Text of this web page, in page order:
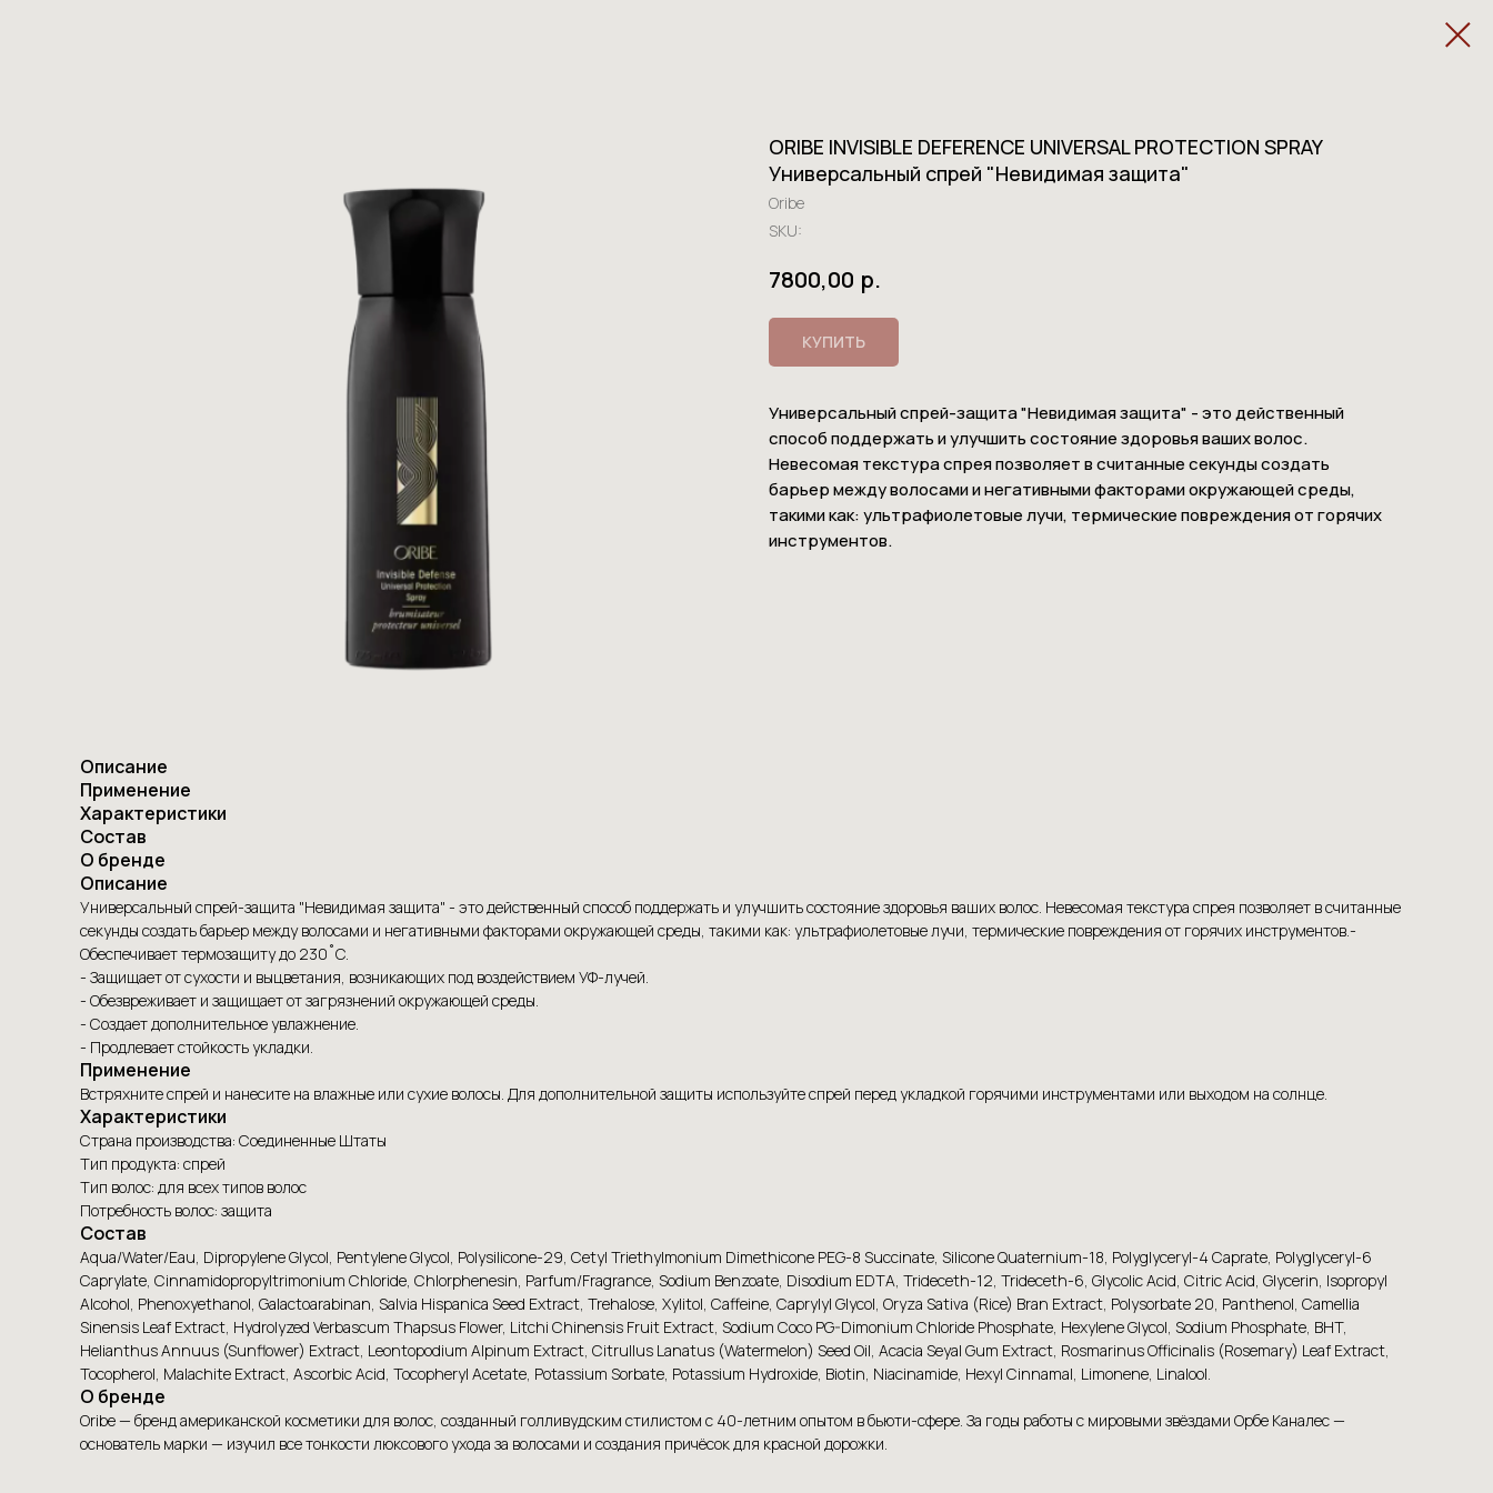
ORIBE INVISIBLE DEFERENCE UNIVERSAL PROTECTION SPRAY
Универсальный спрей "Невидимая защита"
Oribe
SKU:
7800,00 р.
КУПИТЬ
Универсальный спрей-защита "Невидимая защита" - это действенный
способ поддержать и улучшить состояние здоровья ваших волос.
Невесомая текстура спрея позволяет в считанные секунды создать
барьер между волосами и негативными факторами окружающей среды,
такими как: ультрафиолетовые лучи, термические повреждения от горячих
инструментов.
Описание
Применение
Характеристики
Состав
О бренде
Описание
Универсальный спрей-защита "Невидимая защита" - это действенный способ поддержать и улучшить состояние здоровья ваших волос. Невесомая текстура спрея позволяет в считанные
секунды создать барьер между волосами и негативными факторами окружающей среды, такими как: ультрафиолетовые лучи, термические повреждения от горячих инструментов.-
Обеспечивает термозащиту до 230˚C.
- Защищает от сухости и выцветания, возникающих под воздействием УФ-лучей.
- Обезвреживает и защищает от загрязнений окружающей среды.
- Создает дополнительное увлажнение.
- Продлевает стойкость укладки.
Применение
Встряхните спрей и нанесите на влажные или сухие волосы. Для дополнительной защиты используйте спрей перед укладкой горячими инструментами или выходом на солнце.
Характеристики
Страна производства: Соединенные Штаты
Тип продукта: спрей
Тип волос: для всех типов волос
Потребность волос: защита
Состав
Aqua/Water/Eau, Dipropylene Glycol, Pentylene Glycol, Polysilicone-29, Cetyl Triethylmonium Dimethicone PEG-8 Succinate, Silicone Quaternium-18, Polyglyceryl-4 Caprate, Polyglyceryl-6
Caprylate, Cinnamidopropyltrimonium Chloride, Chlorphenesin, Parfum/Fragrance, Sodium Benzoate, Disodium EDTA, Trideceth-12, Trideceth-6, Glycolic Acid, Citric Acid, Glycerin, Isopropyl
Alcohol, Phenoxyethanol, Galactoarabinan, Salvia Hispanica Seed Extract, Trehalose, Xylitol, Caffeine, Caprylyl Glycol, Oryza Sativa (Rice) Bran Extract, Polysorbate 20, Panthenol, Camellia
Sinensis Leaf Extract, Hydrolyzed Verbascum Thapsus Flower, Litchi Chinensis Fruit Extract, Sodium Coco PG-Dimonium Chloride Phosphate, Hexylene Glycol, Sodium Phosphate, BHT,
Helianthus Annuus (Sunflower) Extract, Leontopodium Alpinum Extract, Citrullus Lanatus (Watermelon) Seed Oil, Acacia Seyal Gum Extract, Rosmarinus Officinalis (Rosemary) Leaf Extract,
Tocopherol, Malachite Extract, Ascorbic Acid, Tocopheryl Acetate, Potassium Sorbate, Potassium Hydroxide, Biotin, Niacinamide, Hexyl Cinnamal, Limonene, Linalool.
О бренде
Oribe — бренд американской косметики для волос, созданный голливудским стилистом с 40-летним опытом в бьюти-сфере. За годы работы с мировыми звёздами Орбе Каналес —
основатель марки — изучил все тонкости люксового ухода за волосами и создания причёсок для красной дорожки.